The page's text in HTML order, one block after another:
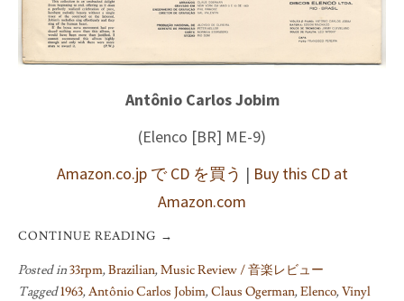
Antônio Carlos Jobim
(Elenco [BR] ME-9)
Amazon.co.jp で CD を買う | Buy this CD at
Amazon.com
CONTINUE READING →
Posted in33rpm,Brazilian,Music Review / 音楽レビュー
Tagged1963,Antônio Carlos Jobim,Claus Ogerman,Elenco,Vinyl